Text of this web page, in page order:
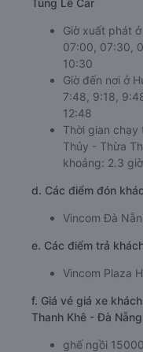
Tùng Lê Car
Giờ xuất phát
07:00, 07:30,
10:30
Giờ đến nơi ở
7:48, 9:18,
12:48
Thời gian
Thủy - Thừa
khoảng: 2.3 giờ
d. Các điểm đón
Vincom Đà
e. Các điểm trả
Vincom Plaza
f. Giá vé giá xe
Thanh Khê - Đà
ghế ngồi